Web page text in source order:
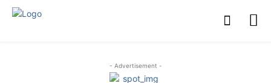
- Advertisement -